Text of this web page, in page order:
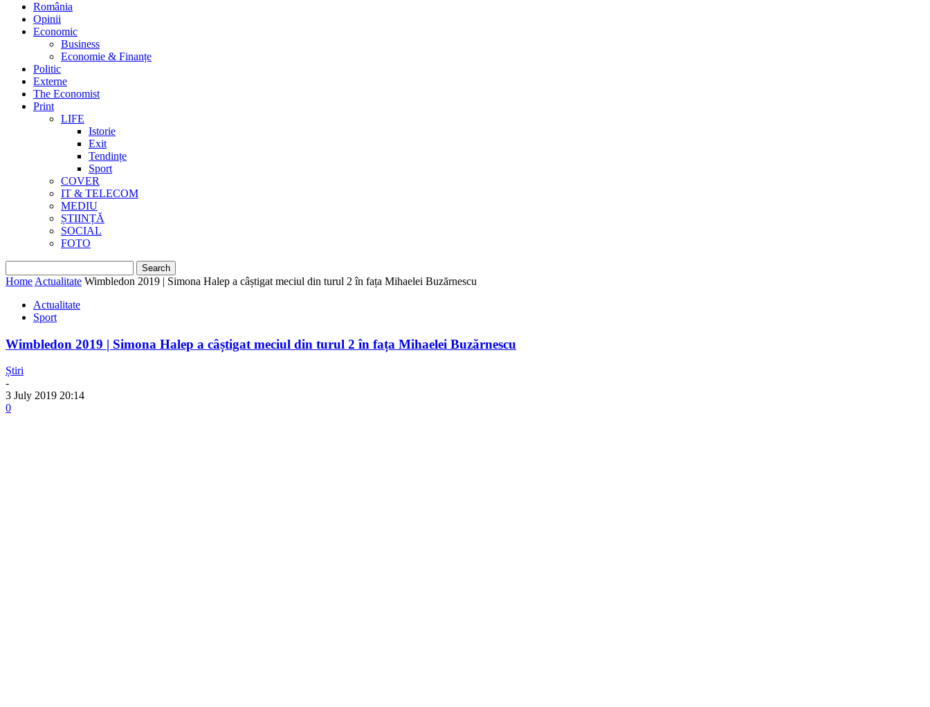
România
Opinii
Economic
Business
Economie & Finanțe
Politic
Externe
The Economist
Print
LIFE
Istorie
Exit
Tendințe
Sport
COVER
IT & TELECOM
MEDIU
ȘTIINȚĂ
SOCIAL
FOTO
Home Actualitate Wimbledon 2019 | Simona Halep a câștigat meciul din turul 2 în fața Mihaelei Buzărnescu
Actualitate
Sport
Wimbledon 2019 | Simona Halep a câștigat meciul din turul 2 în fața Mihaelei Buzărnescu
Știri
-
3 July 2019 20:14
0